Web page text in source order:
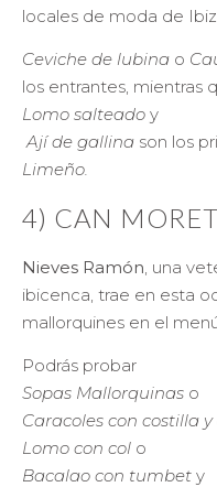
locales de moda de
Ceviche de lubina o
los entrantes, mientras
Lomo salteado y
Ají de gallina son los
Limeño.
4) CAN
Nieves Ramón , una
ibicenca, trae en esta
mallorquines en el
Podrás probar
Sopas Mallorquinas o
Caracoles con costilla
Lomo con col o
Bacalao con tumbet y